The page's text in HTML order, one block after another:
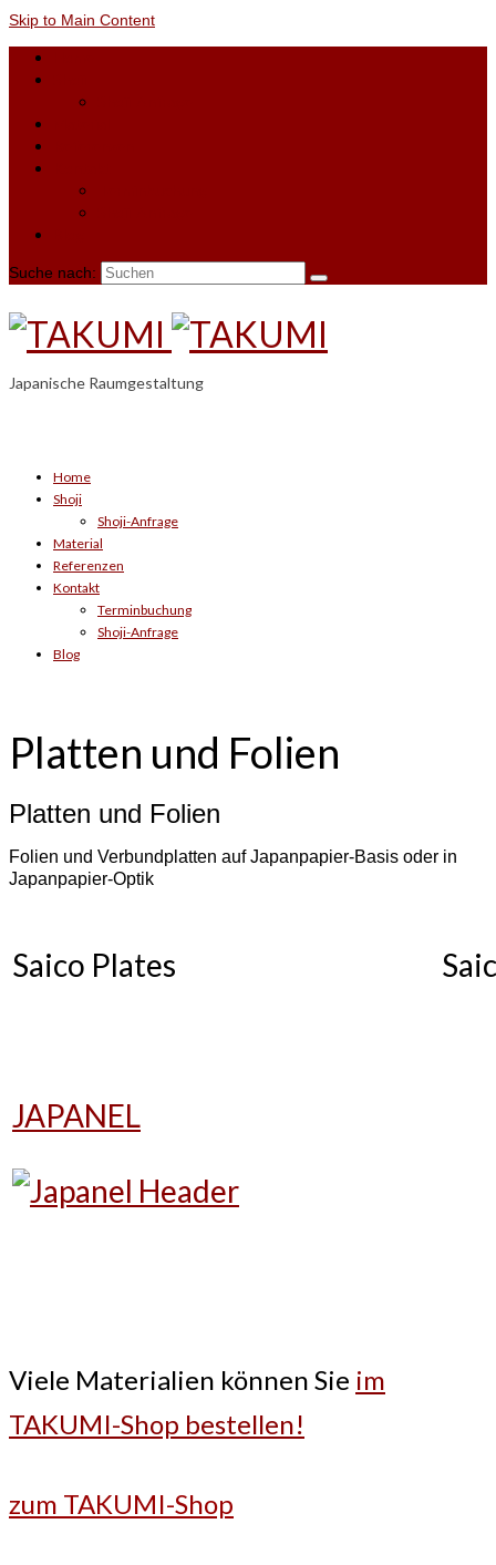
Skip to Main Content
Suche nach:
Japanische Raumgestaltung
Home
Shoji
Shoji-Anfrage
Material
Referenzen
Kontakt
Terminbuchung
Shoji-Anfrage
Blog
Platten und Folien
Platten und Folien
Folien und Verbundplatten auf Japanpapier-Basis oder in
Japanpapier-Optik
Saico Plates
JAPANEL
Viele Materialien können Sie im
TAKUMI-Shop bestellen!
zum TAKUMI-Shop